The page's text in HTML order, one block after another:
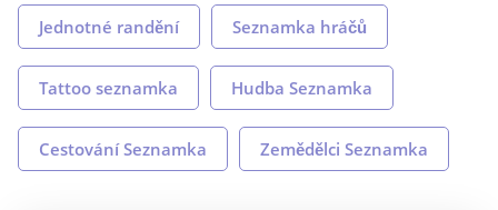
Jednotné randění Seznamka hráčů
Tattoo seznamka Hudba Seznamka
Cestování Seznamka Zemědělci Seznamka